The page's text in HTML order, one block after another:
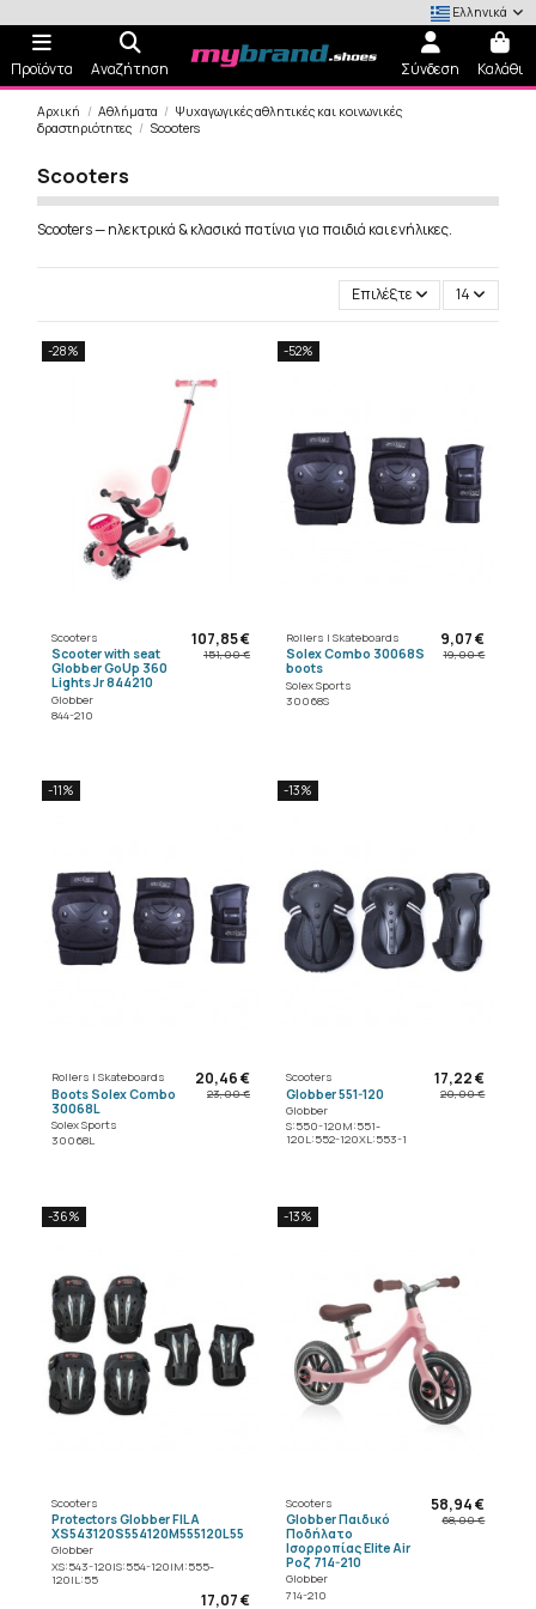
Ελληνικά
Προϊόντα Αναζήτηση Σύνδεση Καλάθι
Αρχική Αθλήματα
Ψυχαγωγικές αθλητικές και κοινωνικές
δραστηριότητες
Scooters
Scooters
Scooters — ηλεκτρικά & κλασικά πατίνια για παιδιά και ενήλικες.
Επιλέξτε 14
-28%
Scooters
Scooter with seat
Globber GoUp 360
Lights Jr 844210
Globber
844-210
107,85 €
151,00 €
-52%
Rollers | Skateboards
Solex Combo 30068S
boots
Solex Sports
30068S
9,07 €
19,00 €
-11%
Rollers | Skateboards
Boots Solex Combo
30068L
Solex Sports
30068L
20,46 €
23,00 €
-13%
Scooters
Globber 551-120
Globber
S:550-120M:551-
120L:552-120XL:553-1
17,22 €
20,00 €
-36%
Scooters
Protectors Globber FILA
XS543120S554120M555120L55
Globber
XS:543-120|S:554-120|M:555-
120|L:55
17,07 €
-13%
Scooters
Globber Παιδικό
Ποδήλατο
Ισορροπίας Elite Air
Ροζ 714-210
Globber
714-210
58,94 €
68,00 €